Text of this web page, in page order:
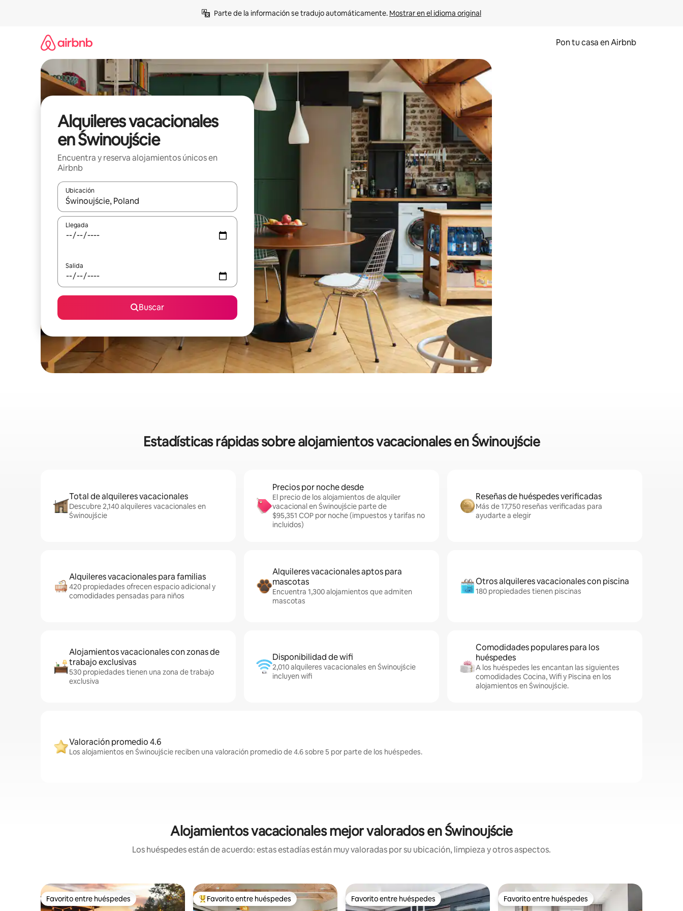
Parte de la información se tradujo automáticamente. Mostrar en el idioma original
Pon tu casa en Airbnb
Alquileres vacacionales
en Świnoujście
Encuentra y reserva alojamientos únicos en
Airbnb
Ubicación
Cuando los resultados estén disponibles, navega con las teclas de flecha hacia arriba y hacia abajo o explora con el tacto o desliza el dedo.
Llegada
Salida
Buscar
Estadísticas rápidas sobre alojamientos vacacionales en Świnoujście
Total de alquileres vacacionales
Descubre 2,140 alquileres vacacionales en
Świnoujście
Precios por noche desde
El precio de los alojamientos de alquiler
vacacional en Świnoujście parte de
$95,351 COP por noche (impuestos y tarifas no
incluidos)
Reseñas de huéspedes verificadas
Más de 17,750 reseñas verificadas para
ayudarte a elegir
Alquileres vacacionales para familias
420 propiedades ofrecen espacio adicional y
comodidades pensadas para niños
Alquileres vacacionales aptos para
mascotas
Encuentra 1,300 alojamientos que admiten
mascotas
Otros alquileres vacacionales con piscina
180 propiedades tienen piscinas
Alojamientos vacacionales con zonas de
trabajo exclusivas
530 propiedades tienen una zona de trabajo
exclusiva
Disponibilidad de wifi
2,010 alquileres vacacionales en Świnoujście
incluyen wifi
Comodidades populares para los
huéspedes
A los huéspedes les encantan las siguientes
comodidades Cocina, Wifi y Piscina en los
alojamientos en Świnoujście.
Valoración promedio 4.6
Los alojamientos en Świnoujście reciben una valoración promedio de 4.6 sobre 5 por parte de los huéspedes.
Alojamientos vacacionales mejor valorados en Świnoujście
Los huéspedes están de acuerdo: estas estadías están muy valoradas por su ubicación, limpieza y otros aspectos.
Favorito entre huéspedes
Favorito entre huéspedes Favorito entre huéspedes preferido
Favorito entre huéspedes Favorito entre huéspedes
Favorito entre huéspedes Favorito entre huéspedes
Favorito entre huéspedes